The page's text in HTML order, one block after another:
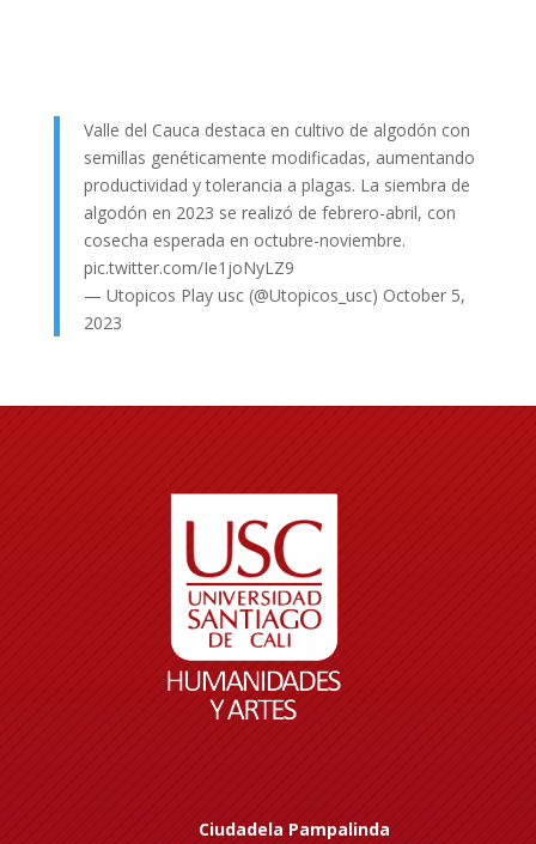
Valle del Cauca destaca en cultivo de algodón con
semillas genéticamente modificadas, aumentando
productividad y tolerancia a plagas. La siembra de
algodón en 2023 se realizó de febrero-abril, con
cosecha esperada en octubre-noviembre.
pic.twitter.com/Ie1joNyLZ9
— Utopicos Play usc (@Utopicos_usc) October 5,
2023
Ciudadela Pampalinda